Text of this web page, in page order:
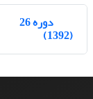
دوره 26
(1392)